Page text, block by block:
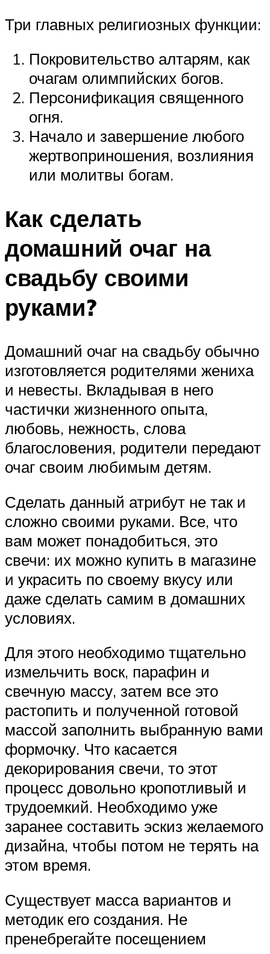
Три главных религиозных функции:
Покровительство алтарям, как
очагам олимпийских богов.
Персонификация священного
огня.
Начало и завершение любого
жертвоприношения, возлияния
или молитвы богам.
Как сделать
домашний очаг на
свадьбу своими
руками?
Домашний очаг на свадьбу обычно
изготовляется родителями жениха
и невесты. Вкладывая в него
частички жизненного опыта,
любовь, нежность, слова
благословения, родители передают
очаг своим любимым детям.
Сделать данный атрибут не так и
сложно своими руками. Все, что
вам может понадобиться, это
свечи: их можно купить в магазине
и украсить по своему вкусу или
даже сделать самим в домашних
условиях.
Для этого необходимо тщательно
измельчить воск, парафин и
свечную массу, затем все это
растопить и полученной готовой
массой заполнить выбранную вами
формочку. Что касается
декорирования свечи, то этот
процесс довольно кропотливый и
трудоемкий. Необходимо уже
заранее составить эскиз желаемого
дизайна, чтобы потом не терять на
этом время.
Существует масса вариантов и
методик его создания. Не
пренебрегайте посещением